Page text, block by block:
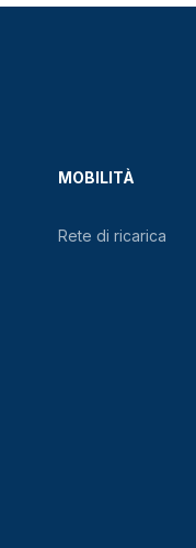
MOBILITÀ
Rete di ricarica